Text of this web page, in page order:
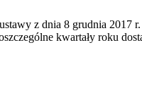
z dnia 8 grudnia 2017
kwartały roku